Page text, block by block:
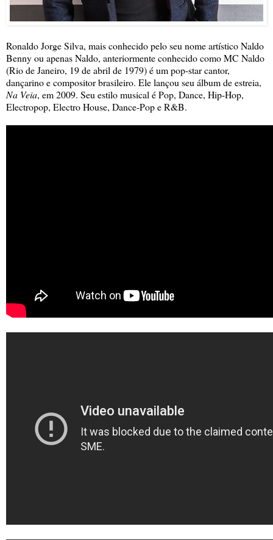
Ronaldo Jorge Silva, mais conhecido pelo seu nome artístico Naldo
Benny ou apenas Naldo, anteriormente conhecido como MC Naldo
(Rio de Janeiro, 19 de abril de 1979) é um pop-star cantor,
dançarino e compositor brasileiro. Ele lançou seu álbum de estreia,
Na Veia, em 2009. Seu estilo musical é Pop, Dance, Hip-Hop,
Electropop, Electro House, Dance-Pop e R&B.